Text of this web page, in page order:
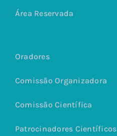
Área Reservada
Oradores
Comissão Organizadora
Comissão Científica
Patrocinadores Científicos